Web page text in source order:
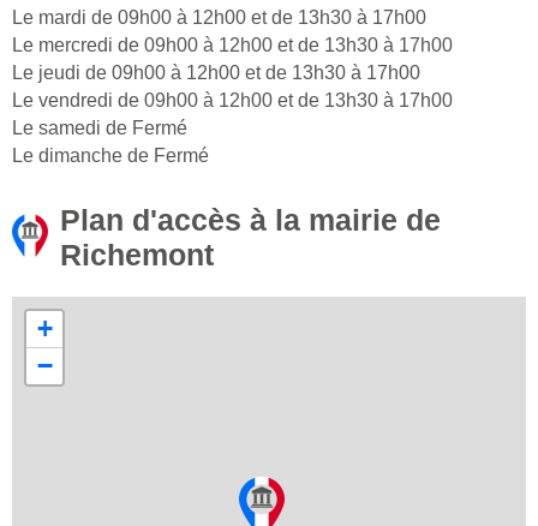
Le mardi de 09h00 à 12h00 et de 13h30 à 17h00
Le mercredi de 09h00 à 12h00 et de 13h30 à 17h00
Le jeudi de 09h00 à 12h00 et de 13h30 à 17h00
Le vendredi de 09h00 à 12h00 et de 13h30 à 17h00
Le samedi de Fermé
Le dimanche de Fermé
Plan d'accès à la mairie de
Richemont
+
−